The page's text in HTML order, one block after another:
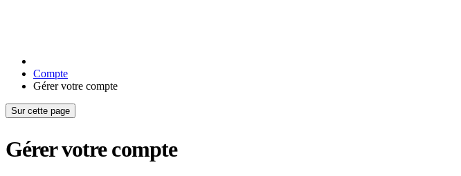
Compte
Gérer votre compte
Sur cette page
Gérer votre compte